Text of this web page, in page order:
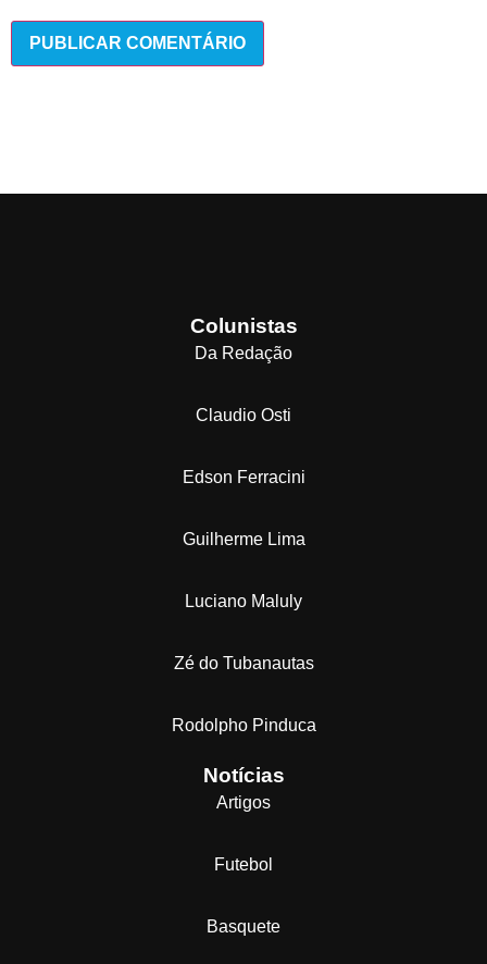
Colunistas
Da Redação
Claudio Osti
Edson Ferracini
Guilherme Lima
Luciano Maluly
Zé do Tubanautas
Rodolpho Pinduca
Notícias
Artigos
Futebol
Basquete